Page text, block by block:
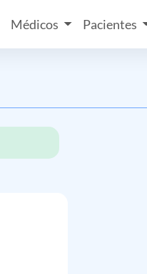
Médicos Pacientes